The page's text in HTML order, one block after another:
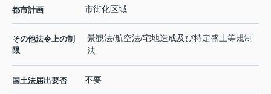
都市計画 市街化区域
その他法令上の制
限
景観法/航空法/宅地造成及び特定盛土等規制
法
国土法届出要否 不要